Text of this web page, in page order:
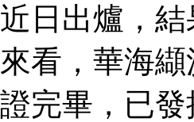
近日出爐，
來看，華海
證完畢，已